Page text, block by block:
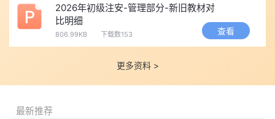
具有大学本科及以上学历(学位)+ 从事安全生产业务(不限具体
年限，须实际从事)
《安全生产法律法规》，只需报考对应专业的《安全生产实务》
机械工程(安全方向)、土木工程(建筑施工安全方向)等，具体以报名
2026年初级注安-管理部分-新旧教材对
比明细
806.99KB 下载数153 查看
更多资料 >
最新推荐